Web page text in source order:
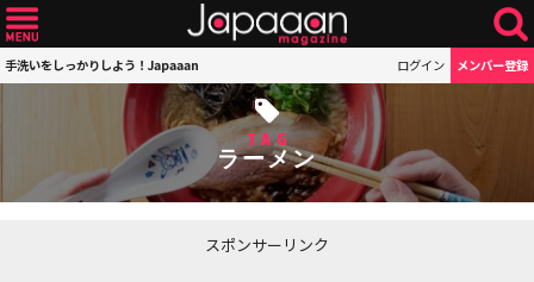
手洗いをしっかりしよう！Japaaan ログイン メンバー登録
TAG
ラーメン
スポンサーリンク